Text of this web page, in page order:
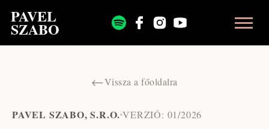
PAVEL
SZABO
←Vissza a főoldalra
PAVEL SZABO, S.R.O.VERZIÓ: 01/2026